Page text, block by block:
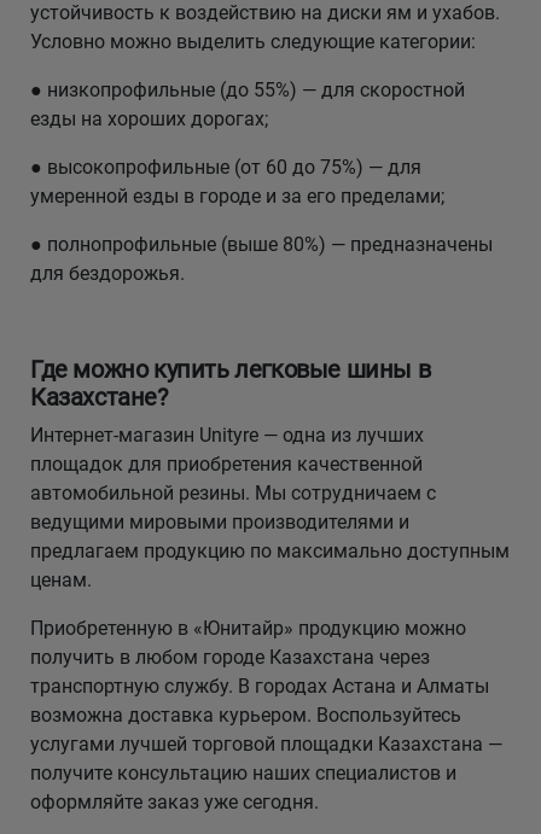
устойчивость к воздействию на диски ям и ухабов.
Условно можно выделить следующие категории:
● низкопрофильные (до 55%) — для скоростной
езды на хороших дорогах;
● высокопрофильные (от 60 до 75%) — для
умеренной езды в городе и за его пределами;
● полнопрофильные (выше 80%) — предназначены
для бездорожья.
Где можно купить легковые шины в
Казахстане?
Интернет-магазин Unityre — одна из лучших
площадок для приобретения качественной
автомобильной резины. Мы сотрудничаем с
ведущими мировыми производителями и
предлагаем продукцию по максимально доступным
ценам.
Приобретенную в «Юнитайр» продукцию можно
получить в любом городе Казахстана через
транспортную службу. В городах Астана и Алматы
возможна доставка курьером. Воспользуйтесь
услугами лучшей торговой площадки Казахстана —
получите консультацию наших специалистов и
оформляйте заказ уже сегодня.